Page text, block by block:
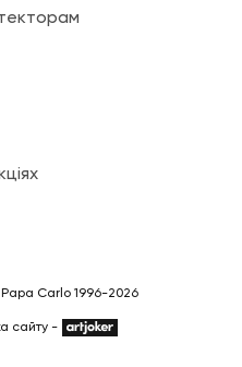
Carlo 1996-2026
сайту -